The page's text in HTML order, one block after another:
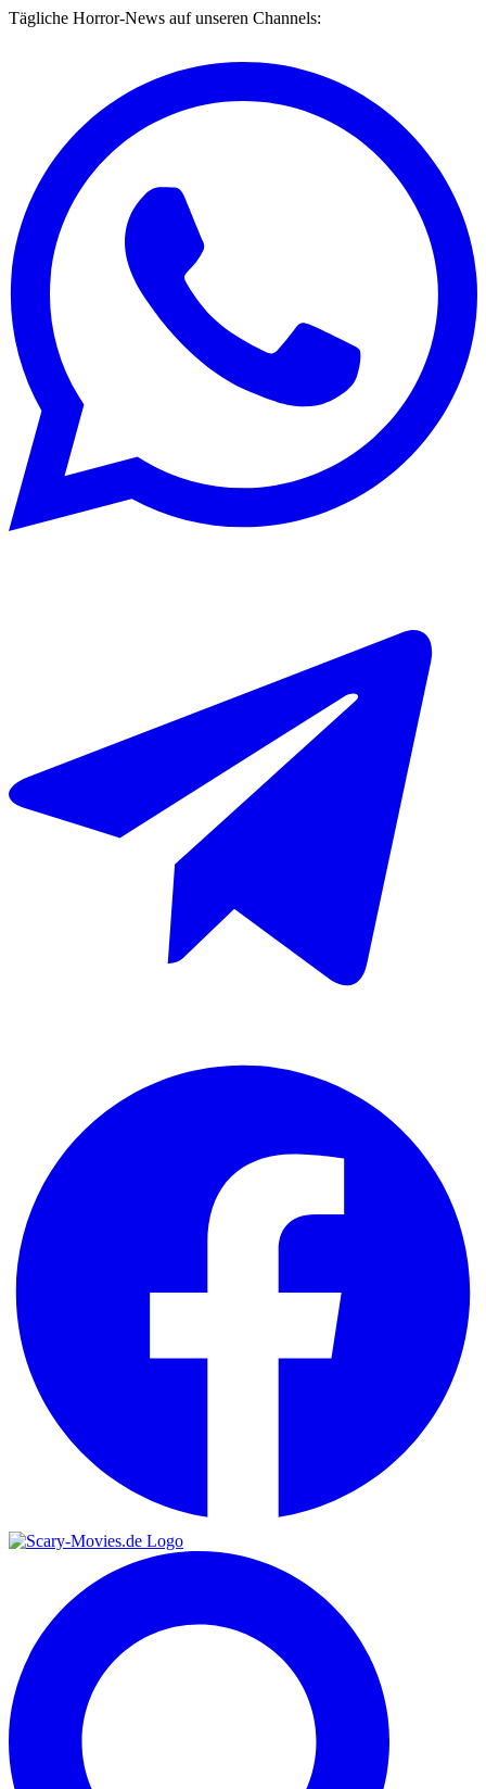
Tägliche Horror-News auf unseren Channels: